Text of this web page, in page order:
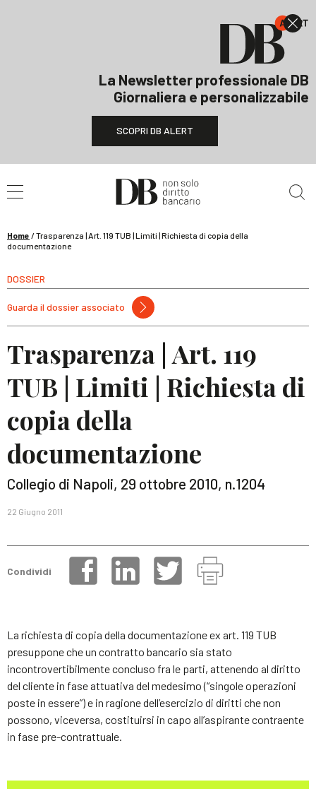
La Newsletter professionale DB
Giornaliera e personalizzabile
SCOPRI DB ALERT
Home /Trasparenza | Art. 119 TUB | Limiti | Richiesta di copia della
documentazione
DOSSIER
Guarda il dossier associato
Trasparenza | Art. 119
TUB | Limiti | Richiesta di
copia della
documentazione
Collegio di Napoli, 29 ottobre 2010, n.1204
22 Giugno 2011
Condividi
La richiesta di copia della documentazione ex art. 119 TUB
presuppone che un contratto bancario sia stato
incontrovertibilmente concluso fra le parti, attenendo al diritto
del cliente in fase attuativa del medesimo (“singole operazioni
poste in essere”) e in ragione dell’esercizio di diritti che non
possono, viceversa, costituirsi in capo all’aspirante contraente
in fase pre-contrattuale.